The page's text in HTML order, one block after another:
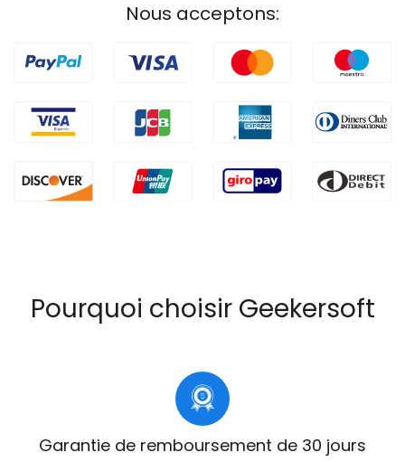
Nous acceptons:
Pourquoi choisir Geekersoft
Garantie de remboursement de 30 jours